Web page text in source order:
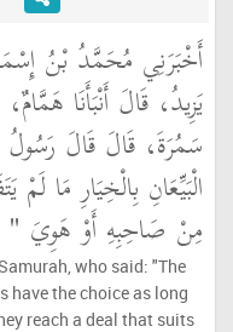
أَخْبَرَنِي مُحَمَّدُ بْنُ
يَزِيدُ، قَالَ أَنْبَأَنَا
سَمُرَةَ، قَالَ قَالَ رَسُولُ
الْبَيِّعَانِ بِالْخِيَارِ مَا
مِنْ صَاحِبِهِ أَوْ هَوِيَ ‏"
who said: "The
have the choice as long
reach a deal that suits